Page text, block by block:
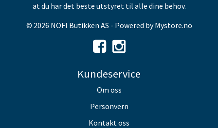
at du har det beste utstyret til alle dine behov.
© 2026 NOFI Butikken AS - Powered byMystore.no
Kundeservice
Om oss
Personvern
Kontakt oss